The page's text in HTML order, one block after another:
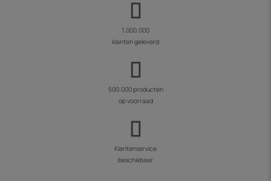
1.000.000
klanten geleverd
500.000 producten
op voorraad
Klantenservice
beschikbaar